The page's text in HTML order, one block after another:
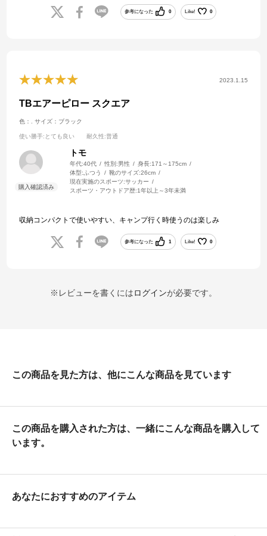
参考になった 0 Like! 0
2023.1.15
TBエアーピロー スクエア
色：. サイズ：ブラック
使い勝手:とても良い 耐久性:普通
トモ
年代:40代 性別:男性 身長:171～175cm
体型:ふつう 靴のサイズ:26cm
現在実施のスポーツ:サッカー
スポーツ・アウトドア歴:1年以上～3年未満
収納コンパクトで使いやすい、キャンプ行く時使うのは楽しみ
参考になった 1 Like! 0
※レビューを書くにはログインが必要です。
この商品を見た方は、他にこんな商品を見ています
この商品を購入された方は、一緒にこんな商品を購入して
います。
あなたにおすすめのアイテム